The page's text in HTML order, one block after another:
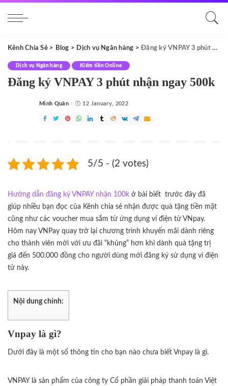
Kênh Chia Sẻ> Blog > Dịch vụ Ngân hàng >Đăng ký VNPAY 3 phút nhận ngay 500k
Dịch vụ Ngân hàng Kiếm tiền Online
Đăng ký VNPAY 3 phút nhận ngay 500k
Posted
Minh Quân 12 January, 2022
5/5 - (2 votes)
Hướng dẫn đăng ký VNPAY nhận 100k ở bài biết trước đây đã
giúp nhiều bạn đọc của Kênh chia sẻ nhận được quà tặng tiền mặt
cũng như các voucher mua sắm từ ứng dụng ví điện tử VNpay.
Hôm nay VNPay quay trở lại chương trình khuyến mãi dành riêng
cho thành viên mới với ưu đãi “khủng” hơn khi dành quà tặng trị
giá đến 500.000 đồng cho người dùng mới đăng ký sử dụng ví điện
tử này.
Nội dung chính:
Vnpay là gì?
Dưới đây là một số thông tin cho bạn nào chưa biết Vnpay là gì.
VNPAY là sản phẩm của công ty Cổ phần giải pháp thanh toán Việt